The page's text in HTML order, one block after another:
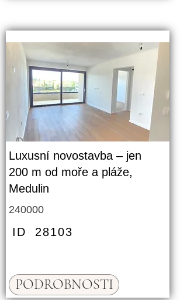
Luxusní novostavba – jen
200 m od moře a pláže,
Medulin
240000
ID 28103
PODROBNOSTI